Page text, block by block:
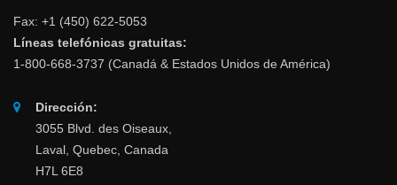
Fax: +1 (450) 622-5053
Líneas telefónicas gratuitas:
1-800-668-3737 (Canadá & Estados Unidos de América)
Dirección:
3055 Blvd. des Oiseaux,
Laval, Quebec, Canada
H7L 6E8